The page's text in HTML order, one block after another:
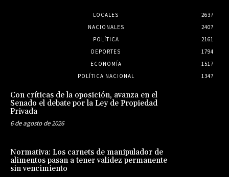
LOCALES
2637
NACIONALES
2407
POLÍTICA
2161
DEPORTES
1794
ECONOMÍA
1517
POLÍTICA NACIONAL
1347
Con críticas de la oposición, avanza en el
Senado el debate por la Ley de Propiedad
Privada
6 de agosto de 2026
Normativa: Los carnets de manipulador de
alimentos pasan a tener validez permanente
sin vencimiento